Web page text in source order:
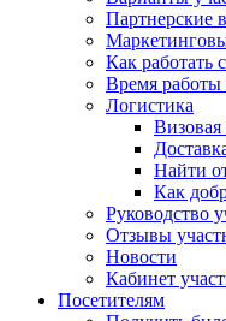
Партнерские
Как работать
Время работы
Логистика
Визовая
Найти
Как
Руководство
Отзывы
Новости
Кабинет
Посетителям